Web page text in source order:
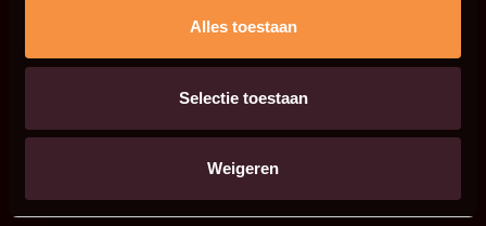
Alles toestaan
Selectie toestaan
Weigeren